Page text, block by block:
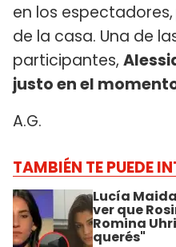
en los
de la casa. Una de
participantes,
justo en el
A.G.
TAMBIÉN TE PUEDE
Lucía
ver que
Romina
querés"